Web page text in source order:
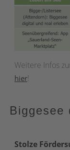
Weitere Infos
hier!
Biggesee
Stolze